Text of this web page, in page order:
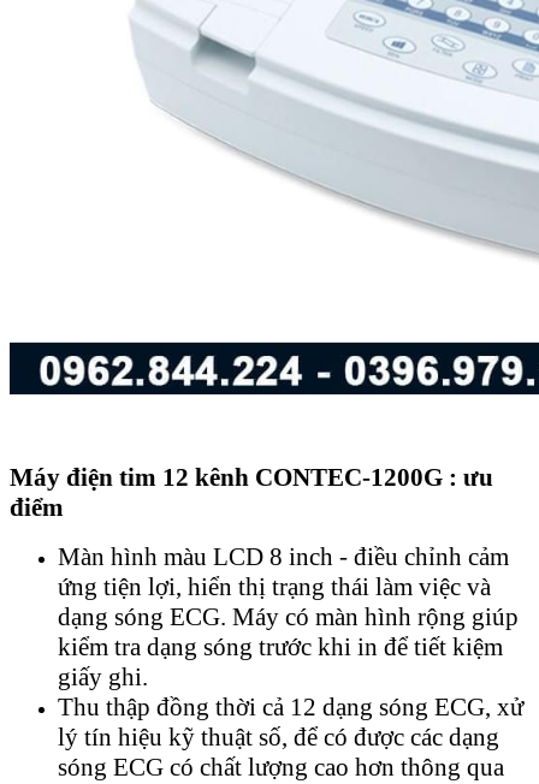
Máy điện tim 12 kênh CONTEC-1200G : ưu
điểm
Màn hình màu LCD 8 inch - điều chỉnh cảm
ứng tiện lợi, hiển thị trạng thái làm việc và
dạng sóng ECG. Máy có màn hình rộng giúp
kiểm tra dạng sóng trước khi in để tiết kiệm
giấy ghi.
Thu thập đồng thời cả 12 dạng sóng ECG, xử
lý tín hiệu kỹ thuật số, để có được các dạng
sóng ECG có chất lượng cao hơn thông qua